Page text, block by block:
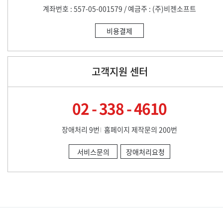
계좌번호 : 557-05-001579 / 예금주 : (주)비젠소프트
비용결제
고객지원 센터
02 - 338 - 4610
장애처리 9번 홈페이지 제작문의 200번
서비스문의 장애처리요청